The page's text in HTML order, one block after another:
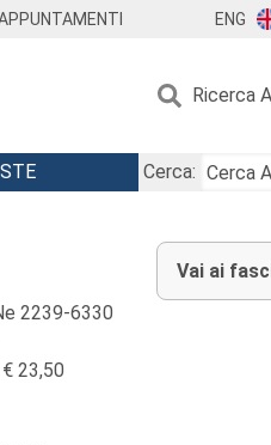
ENG
Ricerca
Cerca:
2239-6330
23,50
Vai ai